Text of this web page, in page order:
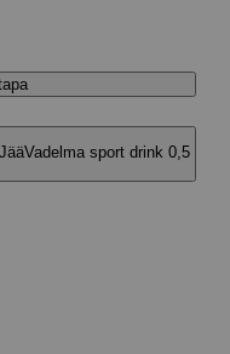
sport drink 0,5